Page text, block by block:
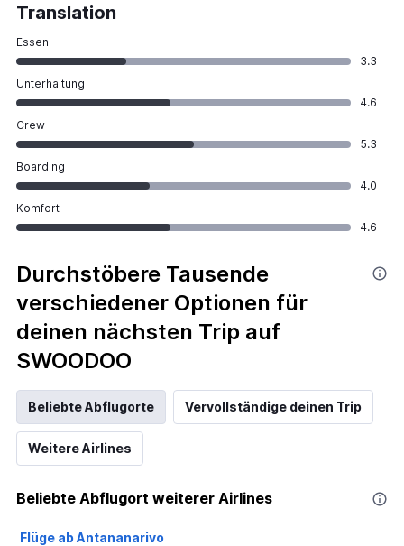
Translation
Essen
3.3
Unterhaltung
4.6
Crew
5.3
Boarding
4.0
Komfort
4.6
Durchstöbere Tausende
verschiedener Optionen für
deinen nächsten Trip auf
SWOODOO
Beliebte Abflugorte Vervollständige deinen Trip
Weitere Airlines
Beliebte Abflugort weiterer Airlines
Flüge ab Antananarivo